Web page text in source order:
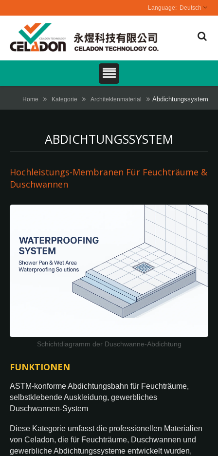
Deutsch
Home Kategorie Architektenmaterial Abdichtungssystem
ABDICHTUNGSSYSTEM
Hochleistungs-Membranen Für Feuchträume &
Duschwannen
Schichtdiagramm der Duschwanne-Abdichtung
FUNKTIONEN
ASTM-konforme Abdichtungsbahn für Feuchträume,
selbstklebende Auskleidung, gewerbliches
Duschwannen-System
Diese Kategorie umfasst die professionellen Materialien
von Celadon, die für Feuchträume, Duschwannen und
gewerbliche Abdichtungssysteme entwickelt wurden,